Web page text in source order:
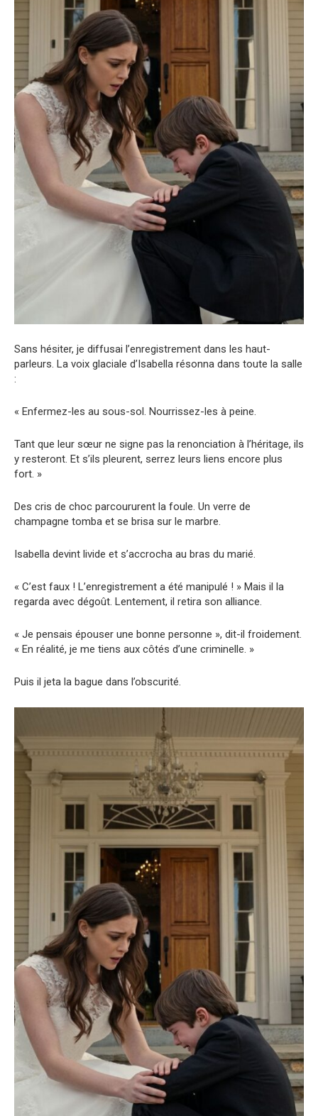
Sans hésiter, je diffusai l’enregistrement dans les haut-
parleurs. La voix glaciale d’Isabella résonna dans toute la salle
:
« Enfermez-les au sous-sol. Nourrissez-les à peine.
Tant que leur sœur ne signe pas la renonciation à l’héritage, ils
y resteront. Et s’ils pleurent, serrez leurs liens encore plus
fort. »
Des cris de choc parcoururent la foule. Un verre de
champagne tomba et se brisa sur le marbre.
Isabella devint livide et s’accrocha au bras du marié.
« C’est faux ! L’enregistrement a été manipulé ! » Mais il la
regarda avec dégoût. Lentement, il retira son alliance.
« Je pensais épouser une bonne personne », dit-il froidement.
« En réalité, je me tiens aux côtés d’une criminelle. »
Puis il jeta la bague dans l’obscurité.